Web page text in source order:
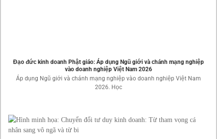
Đạo đức kinh doanh Phật giáo: Áp dụng Ngũ giới và chánh mạng nghiệp
vào doanh nghiệp Việt Nam 2026
Áp dụng Ngũ giới và chánh mạng nghiệp vào doanh nghiệp Việt Nam
2026. Học